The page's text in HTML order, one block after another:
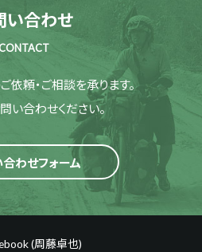
い合わせ
依頼・ご相談を承ります。
い合わせください。
わせフォーム
(周藤卓也)